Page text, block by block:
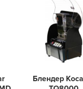
Блендер